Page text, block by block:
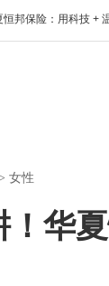
女性
！华